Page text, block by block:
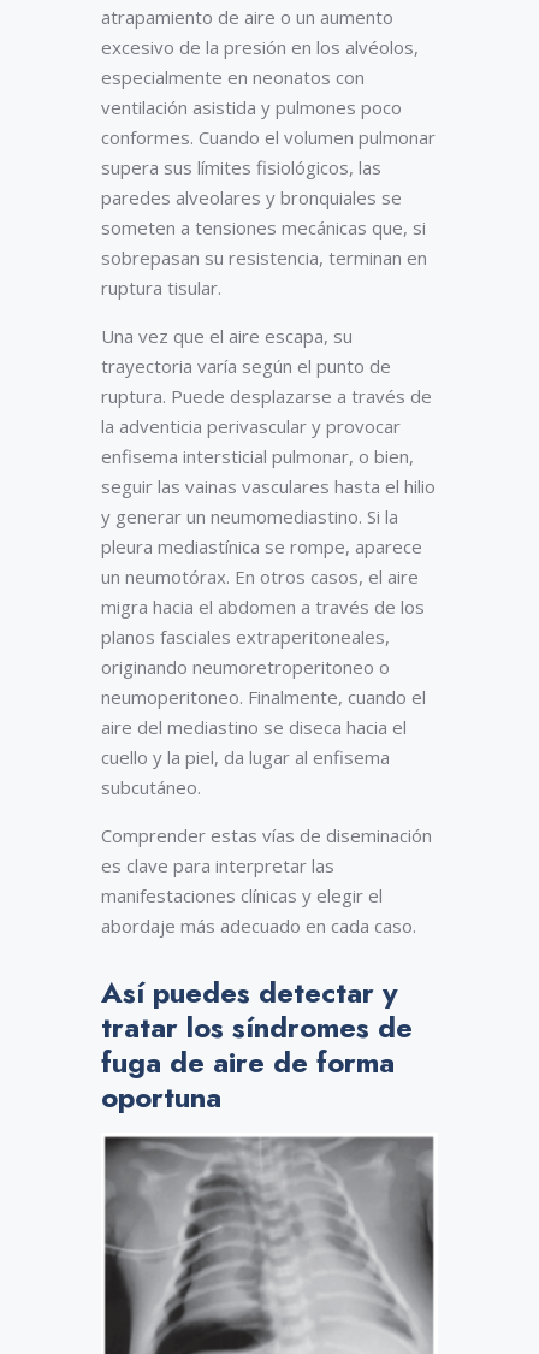
atrapamiento de aire o un aumento
excesivo de la presión en los alvéolos,
especialmente en neonatos con
ventilación asistida y pulmones poco
conformes. Cuando el volumen pulmonar
supera sus límites fisiológicos, las
paredes alveolares y bronquiales se
someten a tensiones mecánicas que, si
sobrepasan su resistencia, terminan en
ruptura tisular.
Una vez que el aire escapa, su
trayectoria varía según el punto de
ruptura. Puede desplazarse a través de
la adventicia perivascular y provocar
enfisema intersticial pulmonar, o bien,
seguir las vainas vasculares hasta el hilio
y generar un neumomediastino. Si la
pleura mediastínica se rompe, aparece
un neumotórax. En otros casos, el aire
migra hacia el abdomen a través de los
planos fasciales extraperitoneales,
originando neumoretroperitoneo o
neumoperitoneo. Finalmente, cuando el
aire del mediastino se diseca hacia el
cuello y la piel, da lugar al enfisema
subcutáneo.
Comprender estas vías de diseminación
es clave para interpretar las
manifestaciones clínicas y elegir el
abordaje más adecuado en cada caso.
Así puedes detectar y
tratar los síndromes de
fuga de aire de forma
oportuna